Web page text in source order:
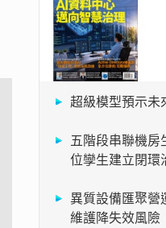
超級模型預示未
五階段串聯機
位孿生建立閉環
異質設備匯聚
維護降失效風險